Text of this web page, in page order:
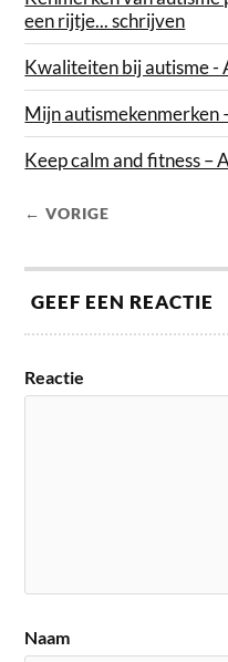
een rijtje... schrijven
Kwaliteiten bij autisme -
Mijn autismekenmerken
Keep calm and fitness –
← VORIGE
GEEF EEN REACTIE
Reactie
Naam